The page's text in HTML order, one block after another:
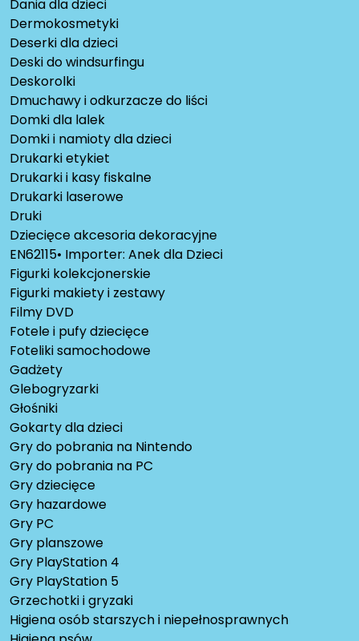
Dania dla dzieci
Dermokosmetyki
Deserki dla dzieci
Deski do windsurfingu
Deskorolki
Dmuchawy i odkurzacze do liści
Domki dla lalek
Domki i namioty dla dzieci
Drukarki etykiet
Drukarki i kasy fiskalne
Drukarki laserowe
Druki
Dziecięce akcesoria dekoracyjne
EN62115• Importer: Anek dla Dzieci
Figurki kolekcjonerskie
Figurki makiety i zestawy
Filmy DVD
Fotele i pufy dziecięce
Foteliki samochodowe
Gadżety
Glebogryzarki
Głośniki
Gokarty dla dzieci
Gry do pobrania na Nintendo
Gry do pobrania na PC
Gry dziecięce
Gry hazardowe
Gry PC
Gry planszowe
Gry PlayStation 4
Gry PlayStation 5
Grzechotki i gryzaki
Higiena osób starszych i niepełnosprawnych